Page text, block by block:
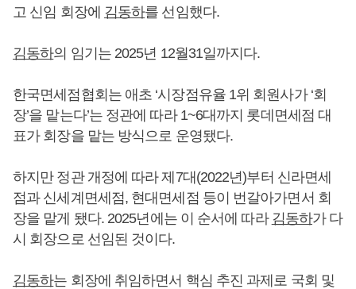
고 신임 회장에 김동하를 선임했다.
김동하의 임기는 2025년 12월31일까지다.
한국면세점협회는 애초 ‘시장점유율 1위 회원사가 ‘회
장’을 맡는다’는 정관에 따라 1~6대까지 롯데면세점 대
표가 회장을 맡는 방식으로 운영됐다.
하지만 정관 개정에 따라 제7대(2022년)부터 신라면세
점과 신세계면세점, 현대면세점 등이 번갈아가면서 회
장을 맡게 됐다. 2025년에는 이 순서에 따라 김동하가 다
시 회장으로 선임된 것이다.
김동하는 회장에 취임하면서 핵심 추진 과제로 국회 및